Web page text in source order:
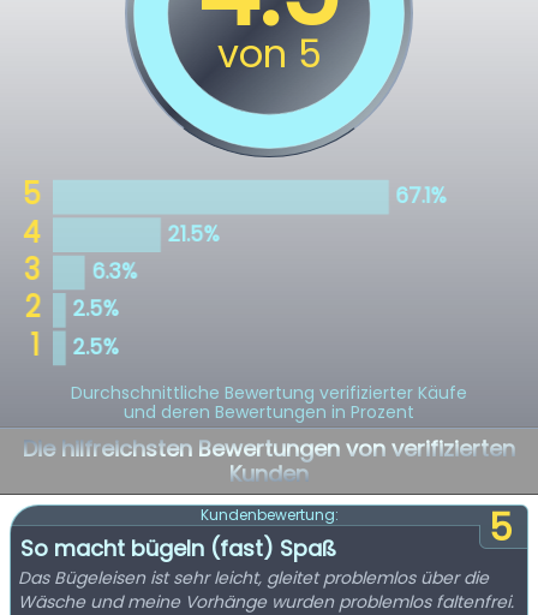
Durchschnittliche Bewertung verifizierter Käufe
und deren Bewertungen in Prozent
Die hilfreichsten Bewertungen von verifizierten
Kunden
5
Kundenbewertung:
So macht bügeln (fast) Spaß
Das Bügeleisen ist sehr leicht, gleitet problemlos über die
Wäsche und meine Vorhänge wurden problemlos faltenfrei.